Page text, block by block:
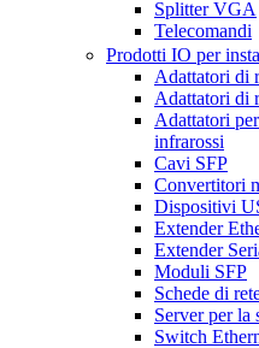
Splitter VGA
Telecomandi
Prodotti IO per
Adattatori di
Adattatori di
Adattatori
infrarossi
Cavi SFP
Convertitori
Dispositivi
Extender
Extender
Moduli SFP
Schede di
Server per la
Switch